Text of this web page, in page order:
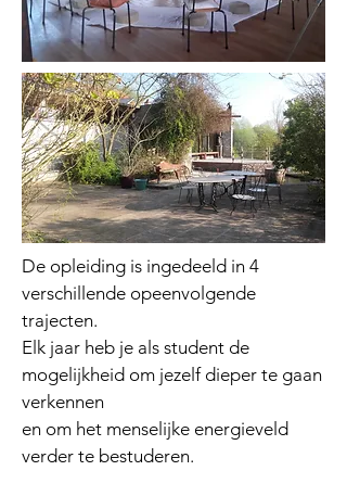
De opleiding is ingedeeld in 4
verschillende opeenvolgende
trajecten.
Elk jaar heb je als student de
mogelijkheid om jezelf dieper te gaan
verkennen
en om het menselijke energieveld
verder te bestuderen.